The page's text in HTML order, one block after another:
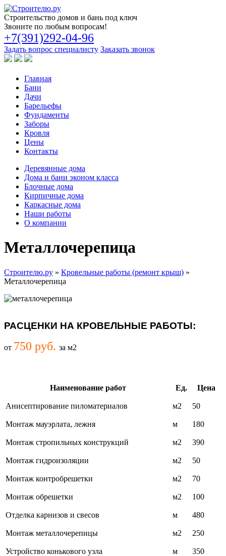
Строительство домов и бань под ключ
Звоните по любым вопросам!
+7(391)292-04-96
Задать вопрос специалисту Заказать звонок
Главная
Бани
Дачи
Барельефы
Фундаменты
Заборы
Кровля
Цены
Контакты
Деревянные дома
Дома и бани эконом класса
Блочные дома
Кирпичные дома
Каркасные дома
Наши работы
О компании
Металлочерепица
Строителю.ру » Кровельные работы (ремонт крыш) »
Металлочерепица
РАСЦЕНКИ НА КРОВЕЛЬНЫЕ РАБОТЫ:
от 750 руб. за м2
Наименование работ Ед. Цена
Анисептирование пиломатериалов м2 50
Монтаж мауэрлата, лежня м 180
Монтаж стропильных конструкций м2 390
Монтаж гидроизоляции м2 50
Монтаж контробрешетки м2 70
Монтаж обрешетки м2 100
Отделка карнизов и свесов м 480
Монтаж металлочерепицы м2 250
Устройство конькового узла м 350